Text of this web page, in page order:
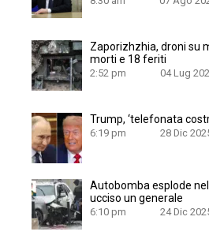
Zaporizhzhia, droni su
morti e 18 feriti
2:52 pm 04 Lug
Trump, ‘telefonata
6:19 pm 28 Dic
Autobomba esplode
ucciso un generale
6:10 pm 24 Dic